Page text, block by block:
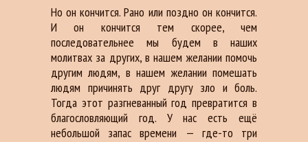
Но он кончится. Рано или поздно он кончится.
И он кончится тем скорее, чем
последовательнее мы будем в наших
молитвах за других, в нашем желании помочь
другим людям, в нашем желании помешать
людям причинять друг другу зло и боль.
Тогда этот разгневанный год превратится в
благословляющий год. У нас есть ещё
небольшой запас времени — где-то три